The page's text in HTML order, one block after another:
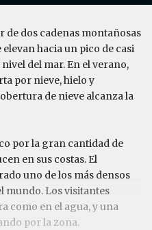
de dos cadenas montañosas
hacia un pico de casi
del mar. En el verano,
por nieve, hielo y
de nieve alcanza la
por la gran cantidad de
en sus costas. El
uno de los más densos
mundo. Los visitantes
como en el agua, y una
por la zona.